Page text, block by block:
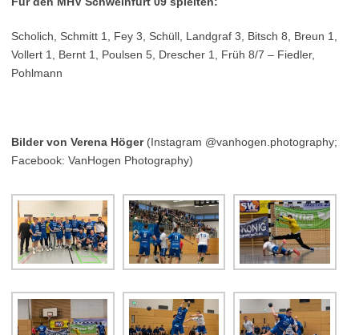
Scholich, Schmitt 1, Fey 3, Schüll, Landgraf 3, Bitsch 8, Breun 1,
Vollert 1, Bernt 1, Poulsen 5, Drescher 1, Früh 8/7 – Fiedler,
Pohlmann
Bilder von Verena Höger (Instagram @vanhogen.photography;
Facebook: VanHogen Photography)